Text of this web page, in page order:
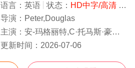
语言： 英语 状态： HD中字/高清- 免费在线观看
导演： Peter,Douglas
主演： 安-玛格丽特,C·托马斯·豪威尔,查尔斯·德恩,凯莉·普雷斯顿,安·韦奇沃斯,威廉.泽布卡
更新时间： 2026-07-06